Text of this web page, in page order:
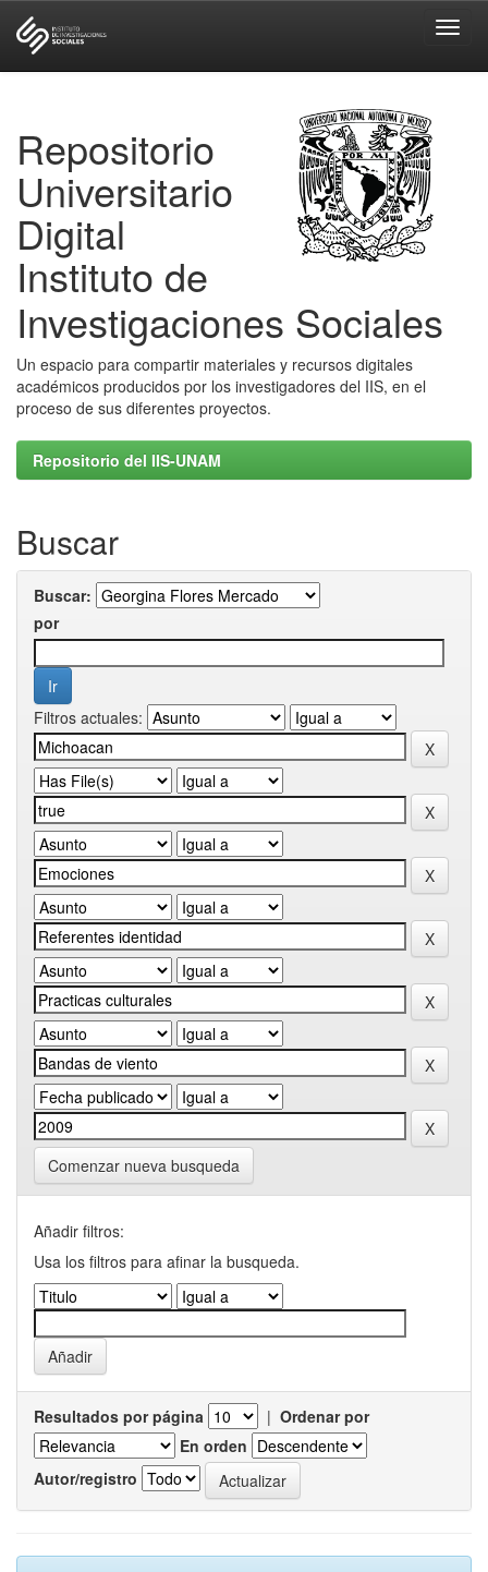
Repositorio
Universitario
Digital
Instituto de
Investigaciones Sociales
Un espacio para compartir materiales y recursos digitales
académicos producidos por los investigadores del IIS, en el
proceso de sus diferentes proyectos.
Repositorio del IIS-UNAM
Buscar
Buscar:
por
Filtros actuales:
Comenzar nueva busqueda
Añadir filtros:
Usa los filtros para afinar la busqueda.
Resultados por página | Ordenar por
En orden
Autor/registro